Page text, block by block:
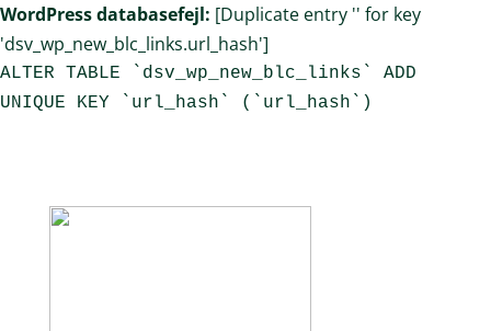
WordPress databasefejl: [Duplicate entry '' for key
'dsv_wp_new_blc_links.url_hash']
ALTER TABLE `dsv_wp_new_blc_links` ADD
UNIQUE KEY `url_hash` (`url_hash`)